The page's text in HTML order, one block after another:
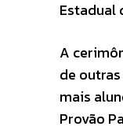
Estadual
A
de
mais
Provão